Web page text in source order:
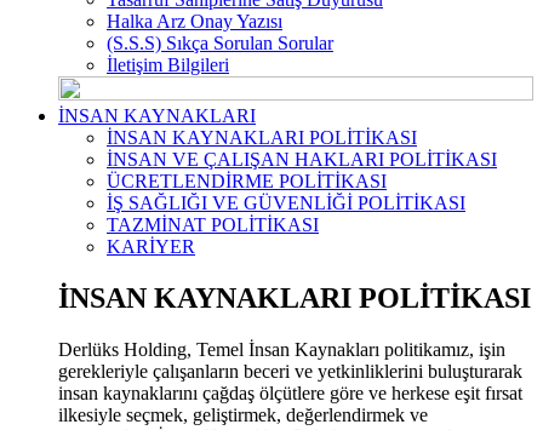
Halka Arz Onay Yazısı
(S.S.S) Sıkça Sorulan Sorular
İletişim Bilgileri
İNSAN KAYNAKLARI
İNSAN KAYNAKLARI POLİTİKASI
İNSAN VE ÇALIŞAN HAKLARI POLİTİKASI
ÜCRETLENDİRME POLİTİKASI
İŞ SAĞLIĞI VE GÜVENLİĞİ POLİTİKASI
TAZMİNAT POLİTİKASI
KARİYER
İNSAN KAYNAKLARI POLİTİKASI
Derlüks Holding, Temel İnsan Kaynakları politikamız, işin
gerekleriyle çalışanların beceri ve yetkinliklerini buluşturarak
insan kaynaklarını çağdaş ölçütlere göre ve herkese eşit fırsat
ilkesiyle seçmek, geliştirmek, değerlendirmek ve